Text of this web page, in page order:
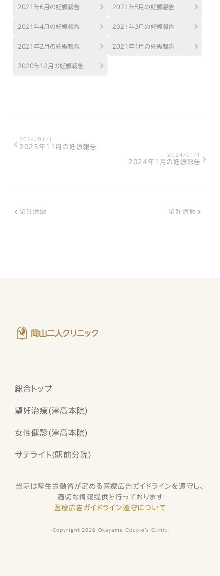
2021年6月の妊娠報告 2021年5月の妊娠報告
2021年4月の妊娠報告 2021年3月の妊娠報告
2021年2月の妊娠報告 2021年1月の妊娠報告
2020年12月の妊娠報告
2024/01/1
2023年11月の妊娠報告
2024/01/1
2024年1月の妊娠報告
望妊治療 望妊治療
総合トップ
望妊治療(津高本院)
女性健診(津高本院)
サテライト(駅前分院)
当院は厚生労働省が定める医療広告ガイドラインを遵守し、
適切な情報提供を行っております
医療広告ガイドライン遵守について
Copyright 2026 Okayama Couple’s Clinic